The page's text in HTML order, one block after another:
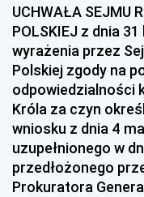
UCHWAŁA SEJMU
POLSKIEJ z dnia
wyrażenia przez
Polskiej zgody na
odpowiedzialności
Króla za czyn
wniosku z dnia 4
uzupełnionego w
przedłożonego
Prokuratora